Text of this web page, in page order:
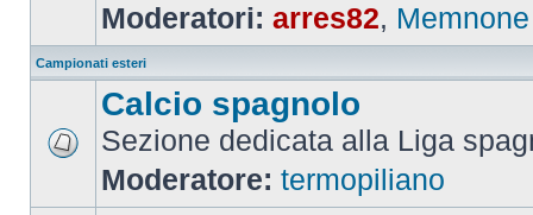
Moderatori: arres82, Memnone
Campionati esteri
Calcio spagnolo
Sezione dedicata alla Liga
Moderatore: termopiliano